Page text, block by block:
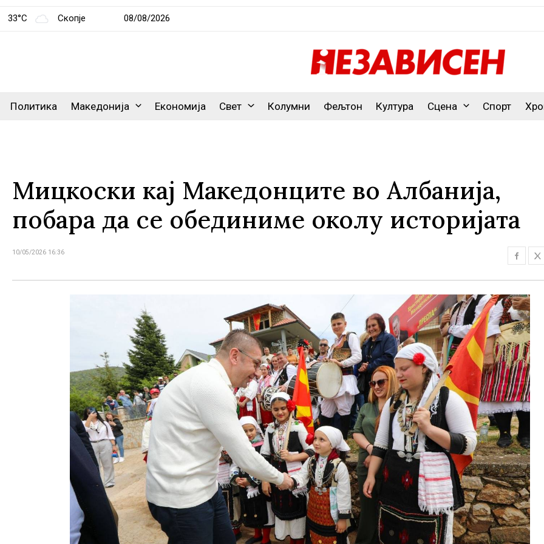
33°C Скопје 08/08/2026
Политика Македонија Економија Свет Колумни Фељтон Култура Сцена Спорт
Мицкоски кај Македонците во Албанија,
побара да се обединиме околу историјата
10/05/2026 16:36